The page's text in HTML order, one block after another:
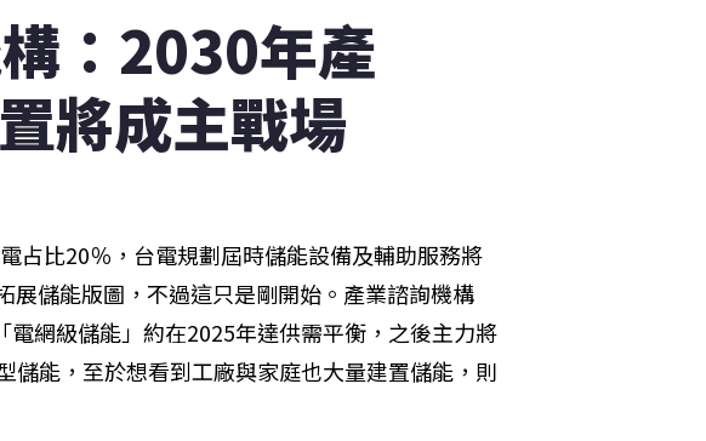
：2030年產
將成主戰場
占比20％，台電規劃屆時儲能設備及輔助服務將
展儲能版圖，不過這只是剛開始。產業諮詢機構
網級儲能」約在2025年達供需平衡，之後主力將
儲能，至於想看到工廠與家庭也大量建置儲能，則